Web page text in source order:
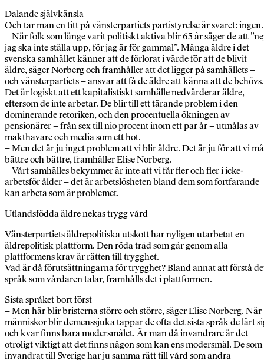
Dalande självkänsla
Och tar man en titt på vänsterpartiets partistyrelse är svaret: ingen.
– När folk som länge varit politiskt aktiva blir 65 år säger de att
jag ska inte ställa upp, för jag är för gammal”. Många äldre i det
svenska samhället känner att de förlorat i värde för att de blivit
äldre, säger Norberg och framhåller att det ligger på samhällets –
och vänsterpartiets – ansvar att få de äldre att känna att de behövs.
Det är logiskt att ett kapitalistiskt samhälle nedvärderar äldre,
eftersom de inte arbetar. De blir till ett tärande problem i den
dominerande retoriken, och den procentuella ökningen av
pensionärer – från sex till nio procent inom ett par år – utmålas av
makthavare och media som ett hot.
– Men det är ju inget problem att vi blir äldre. Det är ju för att vi
bättre och bättre, framhåller Elise Norberg.
– Vårt samhälles bekymmer är inte att vi får fler och fler i icke-
arbetsför ålder – det är arbetslösheten bland dem som fortfarande
kan arbeta som är problemet.
Utlandsfödda äldre nekas trygg vård
Vänsterpartiets äldrepolitiska utskott har nyligen utarbetat en
äldrepolitisk plattform. Den röda tråd som går genom alla
plattformens krav är rätten till trygghet.
Vad är då förutsättningarna för trygghet? Bland annat att förstå
språk som vårdaren talar, framhålls det i plattformen.
Sista språket bort först
– Men här blir bristerna större och större, säger Elise Norberg. När
människor blir demenssjuka tappar de ofta det sista språk de lärt
och kvar finns bara modersmålet. Är man då invandrare är det
otroligt viktigt att det finns någon som kan ens modersmål. De som
invandrat till Sverige har ju samma rätt till vård som andra